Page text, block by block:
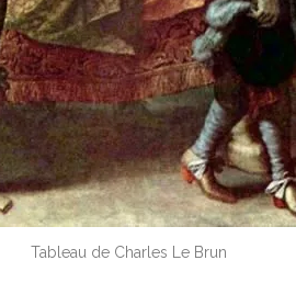
Tableau de Charles Le Brun